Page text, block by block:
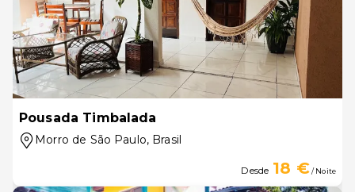
Pousada Timbalada
Morro de São Paulo, Brasil
Desde 18 €/ Noite